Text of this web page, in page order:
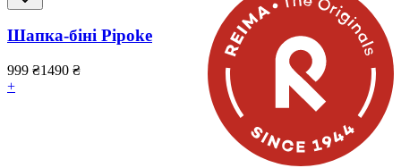
Шапка-біні Pipoke
999 ₴1490 ₴
+